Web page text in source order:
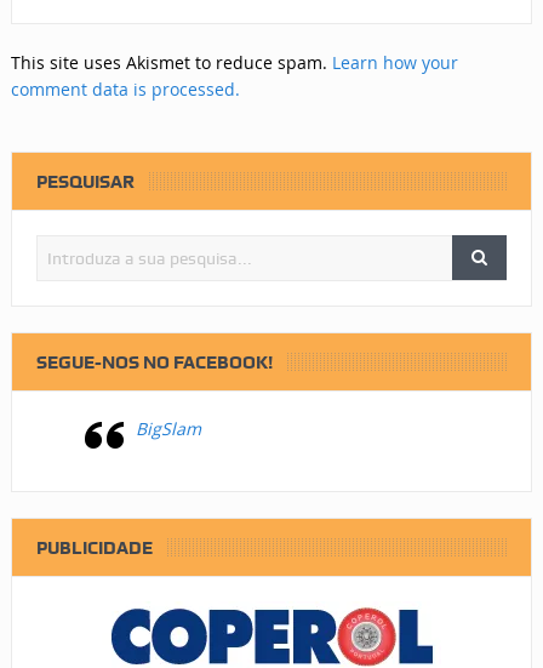
This site uses Akismet to reduce spam. Learn how your
comment data is processed.
PESQUISAR
SEGUE-NOS NO FACEBOOK!
BigSlam
PUBLICIDADE